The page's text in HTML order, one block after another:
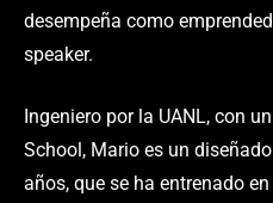
desempeña como
speaker.
Ingeniero por la UANL, con
School, Mario es un
años, que se ha entrenado